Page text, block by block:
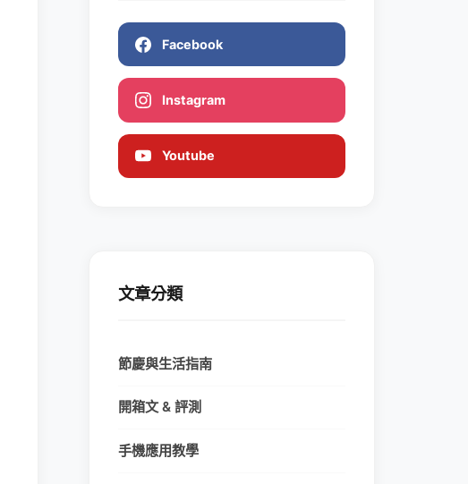
Facebook
Instagram
Youtube
文章分類
節慶與生活指南
開箱文 & 評測
手機應用教學